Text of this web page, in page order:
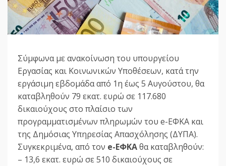
Σύμφωνα με ανακοίνωση του υπουργείου
Εργασίας και Κοινωνικών Υποθέσεων, κατά την
εργάσιμη εβδομάδα από 1η έως 5 Αυγούστου, θα
καταβληθούν 79 εκατ. ευρώ σε 117.680
δικαιούχους στο πλαίσιο των
προγραμματισμένων πληρωμών του e-ΕΦΚΑ και
της Δημόσιας Υπηρεσίας Απασχόλησης (ΔΥΠΑ).
Συγκεκριμένα, από τον e-ΕΦΚΑθα καταβληθούν:
– 13,6 εκατ. ευρώ σε 510 δικαιούχους σε